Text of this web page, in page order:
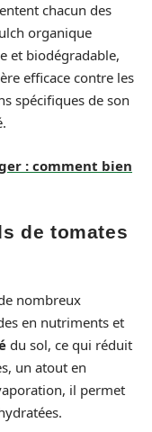
chacun des
organique
et biodégradable,
efficace contre les
spécifiques de son
: comment bien
de tomates
nombreux
en nutriments et
du sol, ce qui réduit
un atout en
il permet